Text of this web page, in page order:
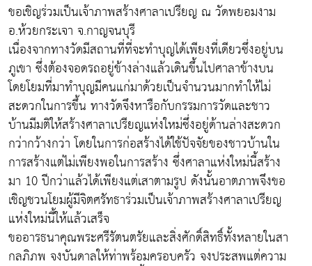
ขอเชิญร่วมเป็นเจ้าภาพสร้างศาลาเปรียญ ณ วัดพยอมงาม
อ.ห้วยกระเจา จ.กาญจนบุรี
เนื่องจากทางวัดมีสถานที่ที่จะทำบุญได้เพียงที่เดียวซึ่งอยู่บน
ภูเขา ซึ่งต้องจอดรถอยู่ข้างล่างแล้วเดินขึ้นไปศาลาข้างบน
โดยโยมที่มาทำบุญมีคนแก่มาด้วยเป็นจำนวนมากทำให้ไม่
สะดวกในการขึ้น ทางวัดจึงหารือกับกรรมการวัดและชาว
บ้านมีมติให้สร้างศาลาเปรียญแห่งใหม่ซึ่งอยู่ด้านล่างสะดวก
กว่ากว้างกว่า โดยในการก่อสร้างได้ใช้ปัจจัยของชาวบ้านใน
การสร้างแต่ไม่เพียงพอในการสร้าง ซึ่งศาลาแห่งใหม่นี้สร้าง
มา 10 ปีกว่าแล้วได้เพียงแต่เสาตามรูป ดังนั้นอาตภาพจึงขอ
เชิญชวนโยมผู้มีจิตศรัทธาร่วมเป็นเจ้าภาพสร้างศาลาเปรียญ
แห่งใหม่นี้ให้แล้วเสร็จ
ขออารธนาคุณพระศรีรัตนตรัยและสิ่งศักดิ์สิทธิ์ทั้งหลายในสา
กลภิภพ จงบันดาลให้ท่าพร้อมครอบครัว จงประสพแต่ความ